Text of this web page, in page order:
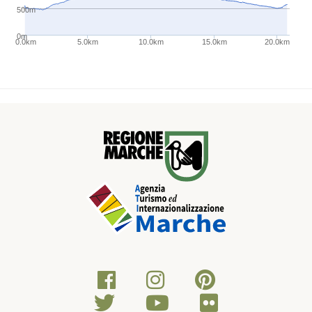
Rubbiano”) e dopo 400 m incontriamo
proseguiamo dritto per altri 600 m fino ad
arrivare a un gruppo di case in Località
salita abbastanza ripida che terminerà solo al
Rifugio Amandola. Dopo 800 m sterziamo
leggermente sulla destra e continuiamo sulla
strada sterrata sulla sinistra che va in salita e che
poco dopo diventa sottobosco. Dopo 600 m al
bivio prendiamo a sinistra il sentiero che si inoltra
nel sottobosco e fatti altri 100 m al bivio
Continuiamo per 800 m finché non arriviamo al
Rifugio Amandola dove troviamo un’altra fonte
0.0km 5.0km 10.0km 15.0km 20.0km
0m
500m